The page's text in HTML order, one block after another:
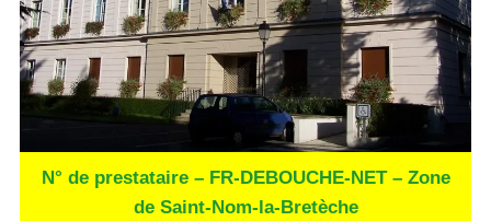
N° de prestataire – FR-DEBOUCHE-NET – Zone
de Saint-Nom-la-Bretèche